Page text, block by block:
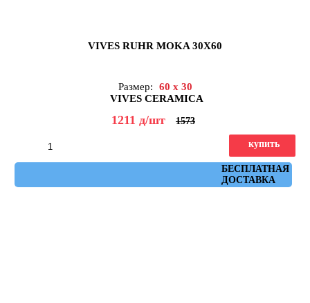
VIVES RUHR MOKA 30X60
Размер:
60 x 30
VIVES CERAMICA
1211 д/шт 1573
БЕСПЛАТНАЯ
ДОСТАВКА
купить